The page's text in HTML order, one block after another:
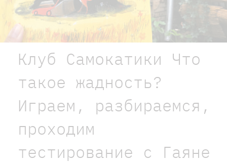
Клуб Самокатики Что
такое жадность?
Играем, разбираемся,
проходим
тестирование с Гаяне